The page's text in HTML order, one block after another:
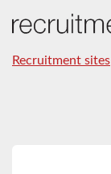
Recruitment sites